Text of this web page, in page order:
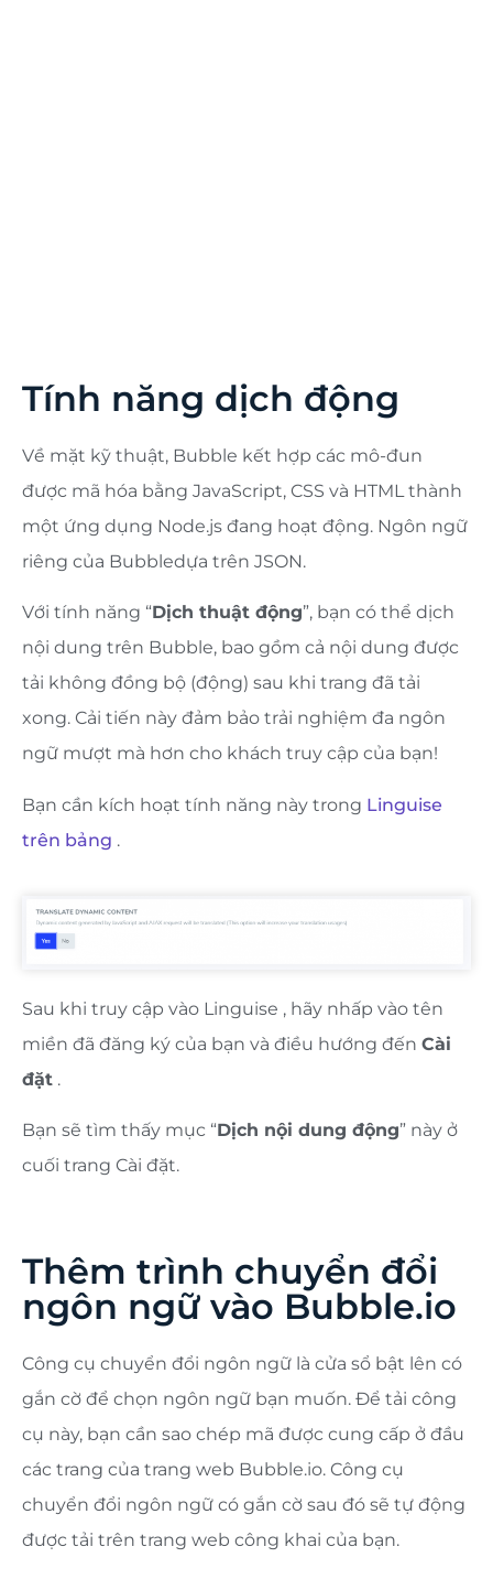
Tính năng dịch động
Về mặt kỹ thuật, Bubble kết hợp các mô-đun
được mã hóa bằng JavaScript, CSS và HTML thành
một ứng dụng Node.js đang hoạt động. Ngôn ngữ
riêng của Bubbledựa trên JSON.
Với tính năng “Dịch thuật động”, bạn có thể dịch
nội dung trên Bubble, bao gồm cả nội dung được
tải không đồng bộ (động) sau khi trang đã tải
xong. Cải tiến này đảm bảo trải nghiệm đa ngôn
ngữ mượt mà hơn cho khách truy cập của bạn!
Bạn cần kích hoạt tính năng này trong Linguise
trên bảng .
Sau khi truy cập vào Linguise , hãy nhấp vào tên
miền đã đăng ký của bạn và điều hướng đến Cài
đặt .
Bạn sẽ tìm thấy mục “Dịch nội dung động” này ở
cuối trang Cài đặt.
Thêm trình chuyển đổi
ngôn ngữ vào Bubble.io
Công cụ chuyển đổi ngôn ngữ là cửa sổ bật lên có
gắn cờ để chọn ngôn ngữ bạn muốn. Để tải công
cụ này, bạn cần sao chép mã được cung cấp ở đầu
các trang của trang web Bubble.io. Công cụ
chuyển đổi ngôn ngữ có gắn cờ sau đó sẽ tự động
được tải trên trang web công khai của bạn.